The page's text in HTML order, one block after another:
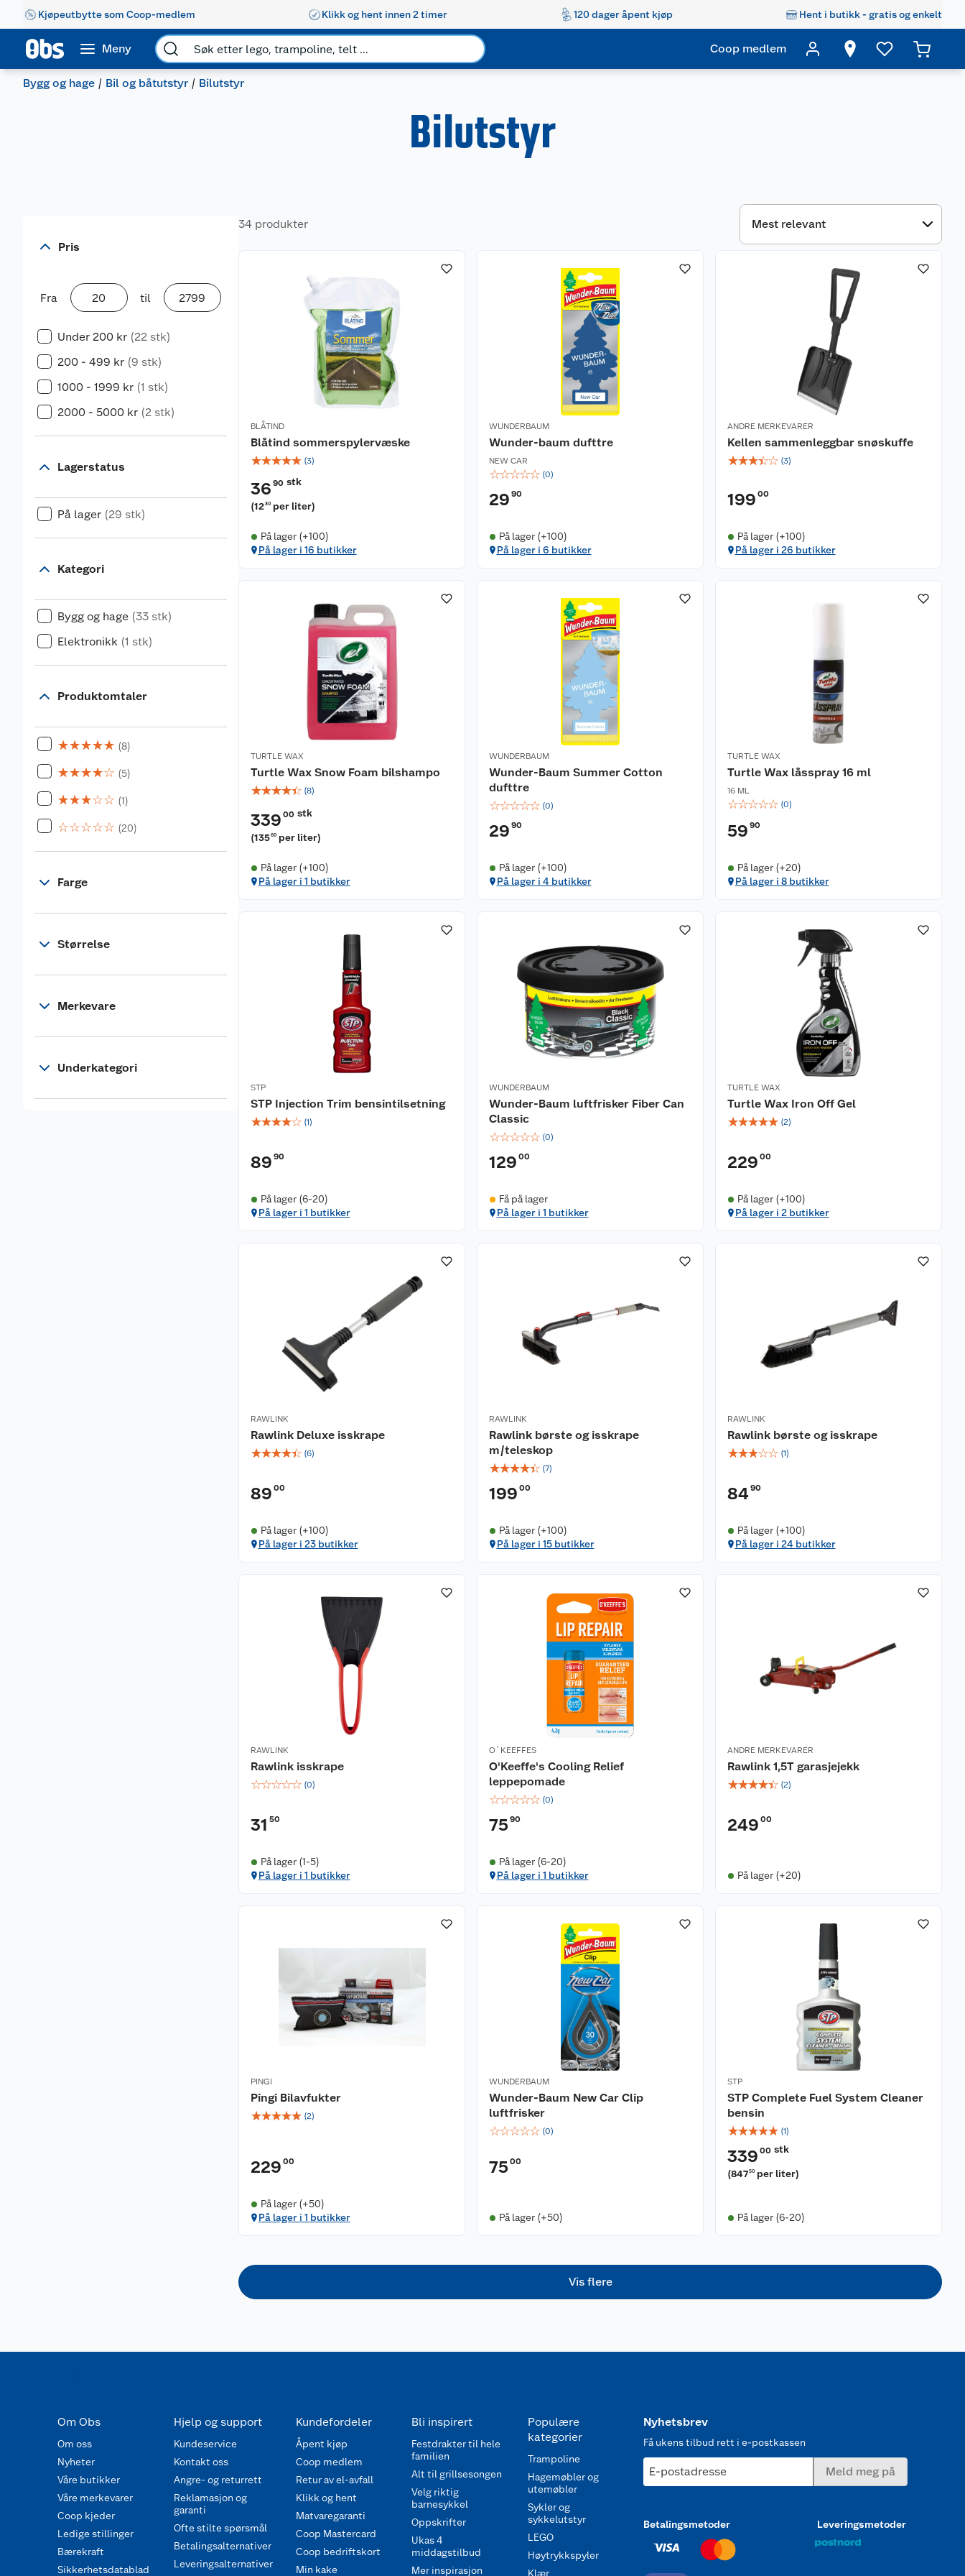
Kjøpeutbytte som Coop-medlem Klikk og hent innen 2 timer 120 dager åpent kjøp Hent i butikk - gratis og enkelt
Meny Coop medlem
Bygg og hage Bil og båtutstyr Bilutstyr
Bilutstyr
Pris
Fra til
Under 200 kr (22 stk)
200 - 499 kr (9 stk)
1000 - 1999 kr (1 stk)
2000 - 5000 kr (2 stk)
Lagerstatus
På lager (29 stk)
Kategori
Bygg og hage (33 stk)
Elektronikk (1 stk)
Produktomtaler
☆☆☆☆☆ (8)
☆☆☆☆☆ (5)
☆☆☆☆☆ (1)
☆☆☆☆☆ (20)
Farge
Størrelse
Merkevare
Underkategori
34 produkter
BLÅTIND
Blåtind sommerspylervæske
☆☆☆☆☆ (3)
36 90 stk
(1230 per liter)
På lager (+100)
På lager i 16 butikker
WUNDERBAUM
Wunder-baum dufttre
NEW CAR
☆☆☆☆☆ (0)
29 90
På lager (+100)
På lager i 6 butikker
ANDRE MERKEVARER
Kellen sammenleggbar snøskuffe
☆☆☆☆☆ (3)
199 00
På lager (+100)
På lager i 26 butikker
TURTLE WAX
Turtle Wax Snow Foam bilshampo
☆☆☆☆☆ (8)
339 00 stk
(13560 per liter)
På lager (+100)
På lager i 1 butikker
WUNDERBAUM
Wunder-Baum Summer Cotton
dufttre
☆☆☆☆☆ (0)
29 90
På lager (+100)
På lager i 4 butikker
TURTLE WAX
Turtle Wax låsspray 16 ml
16 ML
☆☆☆☆☆ (0)
59 90
På lager (+20)
På lager i 8 butikker
STP
STP Injection Trim bensintilsetning
☆☆☆☆☆ (1)
89 90
På lager (6-20)
På lager i 1 butikker
WUNDERBAUM
Wunder-Baum luftfrisker Fiber Can
Classic
☆☆☆☆☆ (0)
129 00
Få på lager
På lager i 1 butikker
TURTLE WAX
Turtle Wax Iron Off Gel
☆☆☆☆☆ (2)
229 00
På lager (+100)
På lager i 2 butikker
RAWLINK
Rawlink Deluxe isskrape
☆☆☆☆☆ (6)
89 00
På lager (+100)
På lager i 23 butikker
RAWLINK
Rawlink børste og isskrape
m/teleskop
☆☆☆☆☆ (7)
199 00
På lager (+100)
På lager i 15 butikker
RAWLINK
Rawlink børste og isskrape
☆☆☆☆☆ (1)
8490
På lager (+100)
På lager i 24 butikker
RAWLINK
Rawlink isskrape
☆☆☆☆☆ (0)
31 50
På lager (1-5)
På lager i 1 butikker
O`KEEFFES
O'Keeffe's Cooling Relief
leppepomade
☆☆☆☆☆ (0)
75 90
På lager (6-20)
På lager i 1 butikker
ANDRE MERKEVARER
Rawlink 1,5T garasjejekk
☆☆☆☆☆ (2)
249 00
På lager (+20)
PINGI
Pingi Bilavfukter
☆☆☆☆☆ (2)
229 00
På lager (+50)
På lager i 1 butikker
WUNDERBAUM
Wunder-Baum New Car Clip
luftfrisker
☆☆☆☆☆ (0)
75 00
På lager (+50)
STP
STP Complete Fuel System Cleaner
bensin
☆☆☆☆☆ (1)
339 00 stk
(84750 per liter)
På lager (6-20)
Vis flere
Om Obs
Om oss
Nyheter
Våre butikker
Våre merkevarer
Coop kjeder
Ledige stillinger
Bærekraft
Sikkerhetsdatablad
Hjelp og support
Kundeservice
Kontakt oss
Angre- og returrett
Reklamasjon og
garanti
Ofte stilte spørsmål
Betalingsalternativer
Leveringsalternativer
Kundefordeler
Åpent kjøp
Coop medlem
Retur av el-avfall
Klikk og hent
Matvaregaranti
Coop Mastercard
Coop bedriftskort
Min kake
Bli inspirert
Festdrakter til hele
familien
Alt til grillsesongen
Velg riktig
barnesykkel
Oppskrifter
Ukas 4
middagstilbud
Mer inspirasjon
Populære
kategorier
Trampoline
Hagemøbler og
utemøbler
Sykler og
sykkelutstyr
LEGO
Høytrykkspyler
Klær
Nyhetsbrev
Få ukens tilbud rett i e-postkassen
E-postadresse Meld meg på
Betalingsmetoder Leveringsmetoder